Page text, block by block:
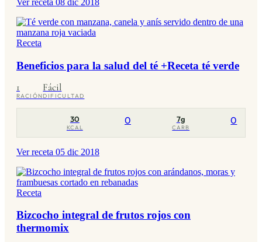
Receta
Beneficios para la salud del té +Receta té verde
1
RACIÓN
Fácil
DIFICULTAD
30
KCAL
0 7g
CARB
0
Ver receta 05 dic 2018
Receta
Bizcocho integral de frutos rojos con
thermomix